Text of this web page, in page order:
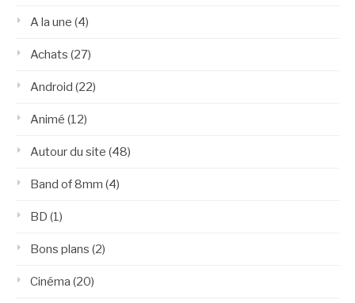
A la une (4)
Achats (27)
Android (22)
Animé (12)
Autour du site (48)
Band of 8mm (4)
BD (1)
Bons plans (2)
Cinéma (20)